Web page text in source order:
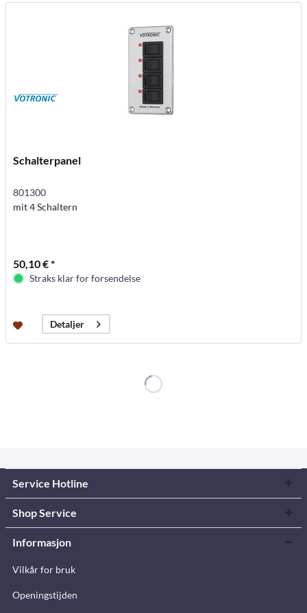
Schalterpanel
801300
mit 4 Schaltern
50,10 € *
Straks klar for forsendelse
Detaljer
Service Hotline
Shop Service
Informasjon
Vilkår for bruk
Openingstijden